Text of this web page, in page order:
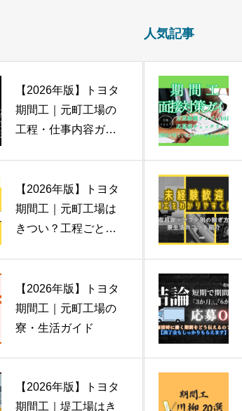
【2026年版】トヨタ
期間工｜元町工場の
工程・仕事内容ガイ
【2026年版】トヨタ
期間工｜元町工場は
きつい？工程ごとの
【2026年版】トヨタ
期間工｜元町工場の
寮・生活ガイド
【2026年版】トヨタ
期間工｜堤工場はき
人気記事